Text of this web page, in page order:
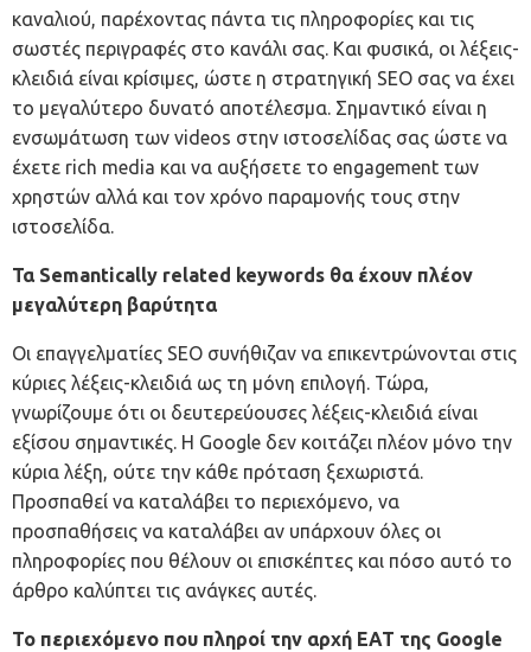
καναλιού, παρέχοντας πάντα τις πληροφορίες και τις
σωστές περιγραφές στο κανάλι σας. Και φυσικά, οι λέξεις-
κλειδιά είναι κρίσιμες, ώστε η στρατηγική SEO σας να έχει
το μεγαλύτερο δυνατό αποτέλεσμα. Σημαντικό είναι η
ενσωμάτωση των videos στην ιστοσελίδας σας ώστε να
έχετε rich media και να αυξήσετε το engagement των
χρηστών αλλά και τον χρόνο παραμονής τους στην
ιστοσελίδα.
Τα Semantically related keywords θα έχουν πλέον
μεγαλύτερη βαρύτητα
Οι επαγγελματίες SEO συνήθιζαν να επικεντρώνονται στις
κύριες λέξεις-κλειδιά ως τη μόνη επιλογή. Τώρα,
γνωρίζουμε ότι οι δευτερεύουσες λέξεις-κλειδιά είναι
εξίσου σημαντικές. Η Google δεν κοιτάζει πλέον μόνο την
κύρια λέξη, ούτε την κάθε πρόταση ξεχωριστά.
Προσπαθεί να καταλάβει το περιεχόμενο, να
προσπαθήσεις να καταλάβει αν υπάρχουν όλες οι
πληροφορίες που θέλουν οι επισκέπτες και πόσο αυτό το
άρθρο καλύπτει τις ανάγκες αυτές.
Το περιεχόμενο που πληροί την αρχή EAT της Google